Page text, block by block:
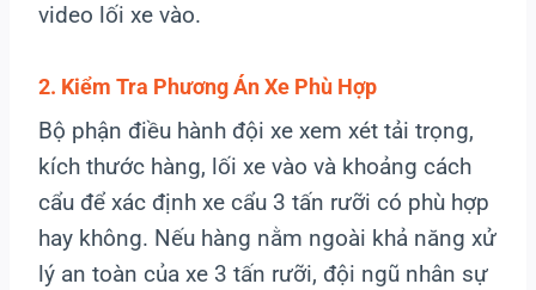
video lối xe vào.
2. Kiểm Tra Phương Án Xe Phù Hợp
Bộ phận điều hành đội xe xem xét tải trọng,
kích thước hàng, lối xe vào và khoảng cách
cẩu để xác định xe cẩu 3 tấn rưỡi có phù hợp
hay không. Nếu hàng nằm ngoài khả năng xử
lý an toàn của xe 3 tấn rưỡi, đội ngũ nhân sự